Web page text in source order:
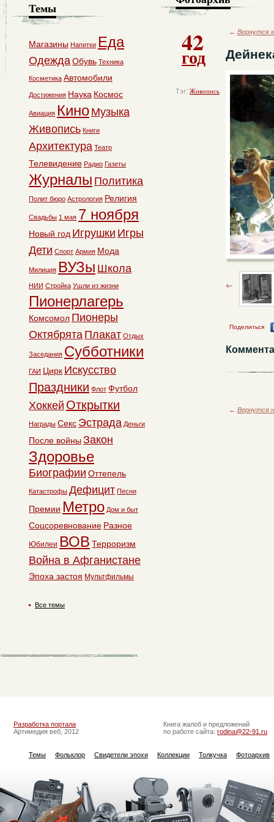
42
год
Тэг: Живопись
← Вернутся
Поделиться
← Вернутся
Темы
Магазины Напитки Еда
ОдеждаОбувь Техника
Косметика Автомобили
Достижения Наука Космос
Авиация Кино Музыка
Живопись Книги
Архитектура Театр
Телевидение Радио Газеты
Журналы Политика
Полит бюро Астрология Религия
Свадьбы 1 мая 7 ноября
Новый год Игрушки Игры
Дети Спорт Армия Мода
Милиция ВУЗы Школа
НИИ Стройка Ушли из жизни
Пионерлагерь
Комсомол Пионеры
Октябрята Плакат Отдых
Заседания Субботники
ГАИ Цирк Искусство
Праздники Флот Футбол
Хоккей Открытки
Награды Секс Эстрада Деньги
После войны Закон
Здоровье
Биографии Оттепель
Катастрофы Дефицит Песни
Премии Метро Дом и быт
Соцсоревнование Разное
Юбилеи ВОВ Терроризм
Война в Афганистане
Эпоха застоя Мультфильмы
Все темы
Разработка портала
Артимедия веб, 2012
Книга жалоб и предложений
по работе сайта: rodina@22-91.ru
Темы Фольклор Свидетели эпохи Коллекции Толкучка Фотоархив